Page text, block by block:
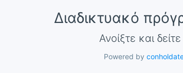
Διαδικτυακό
Ανοίξτε και
Powered by